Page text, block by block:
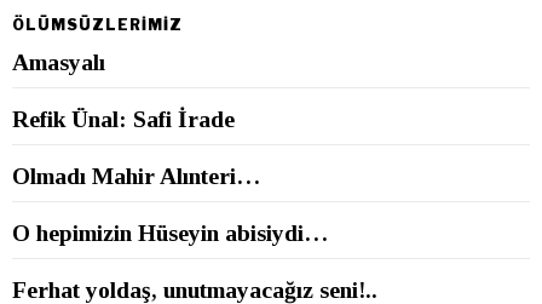
ÖLÜMSÜZLERİMİZ
Amasyalı
Refik Ünal: Safi İrade
Olmadı Mahir Alınteri…
O hepimizin Hüseyin abisiydi…
Ferhat yoldaş, unutmayacağız seni!..